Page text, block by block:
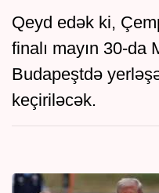
Qeyd edək ki,
finalı mayın 30-da
Budapeştdə
keçiriləcək.